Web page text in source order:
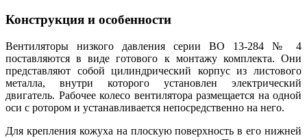
Конструкция и особенности
Вентиляторы низкого давления серии ВО 13-284 № 4
поставляются в виде готового к монтажу комплекта. Они
представляют собой цилиндрический корпус из листового
металла, внутри которого установлен электрический
двигатель. Рабочее колесо вентилятора размещается на одной
оси с ротором и устанавливается непосредственно на него.
Для крепления кожуха на плоскую поверхность в его нижней